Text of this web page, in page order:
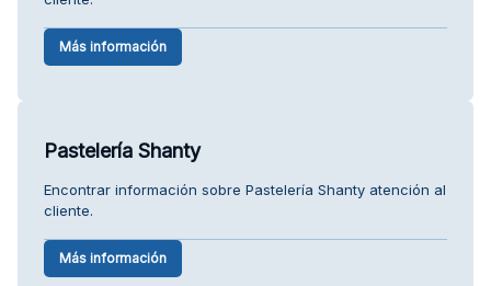
Más información
Pastelería Shanty
Encontrar información sobre Pastelería Shanty atención al
cliente.
Más información